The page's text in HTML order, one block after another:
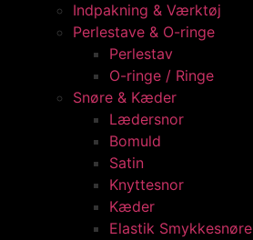
Indpakning & Værktøj
Perlestave & O-ringe
Perlestav
O-ringe / Ringe
Snøre & Kæder
Lædersnor
Bomuld
Satin
Knyttesnor
Kæder
Elastik Smykkesnøre